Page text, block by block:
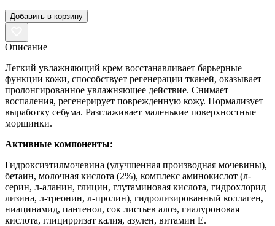
Добавить в корзину
Описание
Легкий увлажняющий крем восстанавливает барьерные
функции кожи, способствует регенерации тканей, оказывает
пролонгированное увлажняющее действие. Снимает
воспаления, регенерирует поврежденную кожу. Нормализует
выработку себума. Разглаживает маленькие поверхностные
морщинки.
Активные компоненты:
Гидроксиэтилмочевина (улучшенная производная мочевины),
бетаин, молочная кислота (2%), комплекс аминокислот (л-
серин, л-аланин, глицин, глутаминовая кислота, гидрохлорид
лизина, л-треонин, л-пролин), гидролизированный коллаген,
ниацинамид, пантенол, сок листьев алоэ, гиалуроновая
кислота, глицирризат калия, азулен, витамин Е.